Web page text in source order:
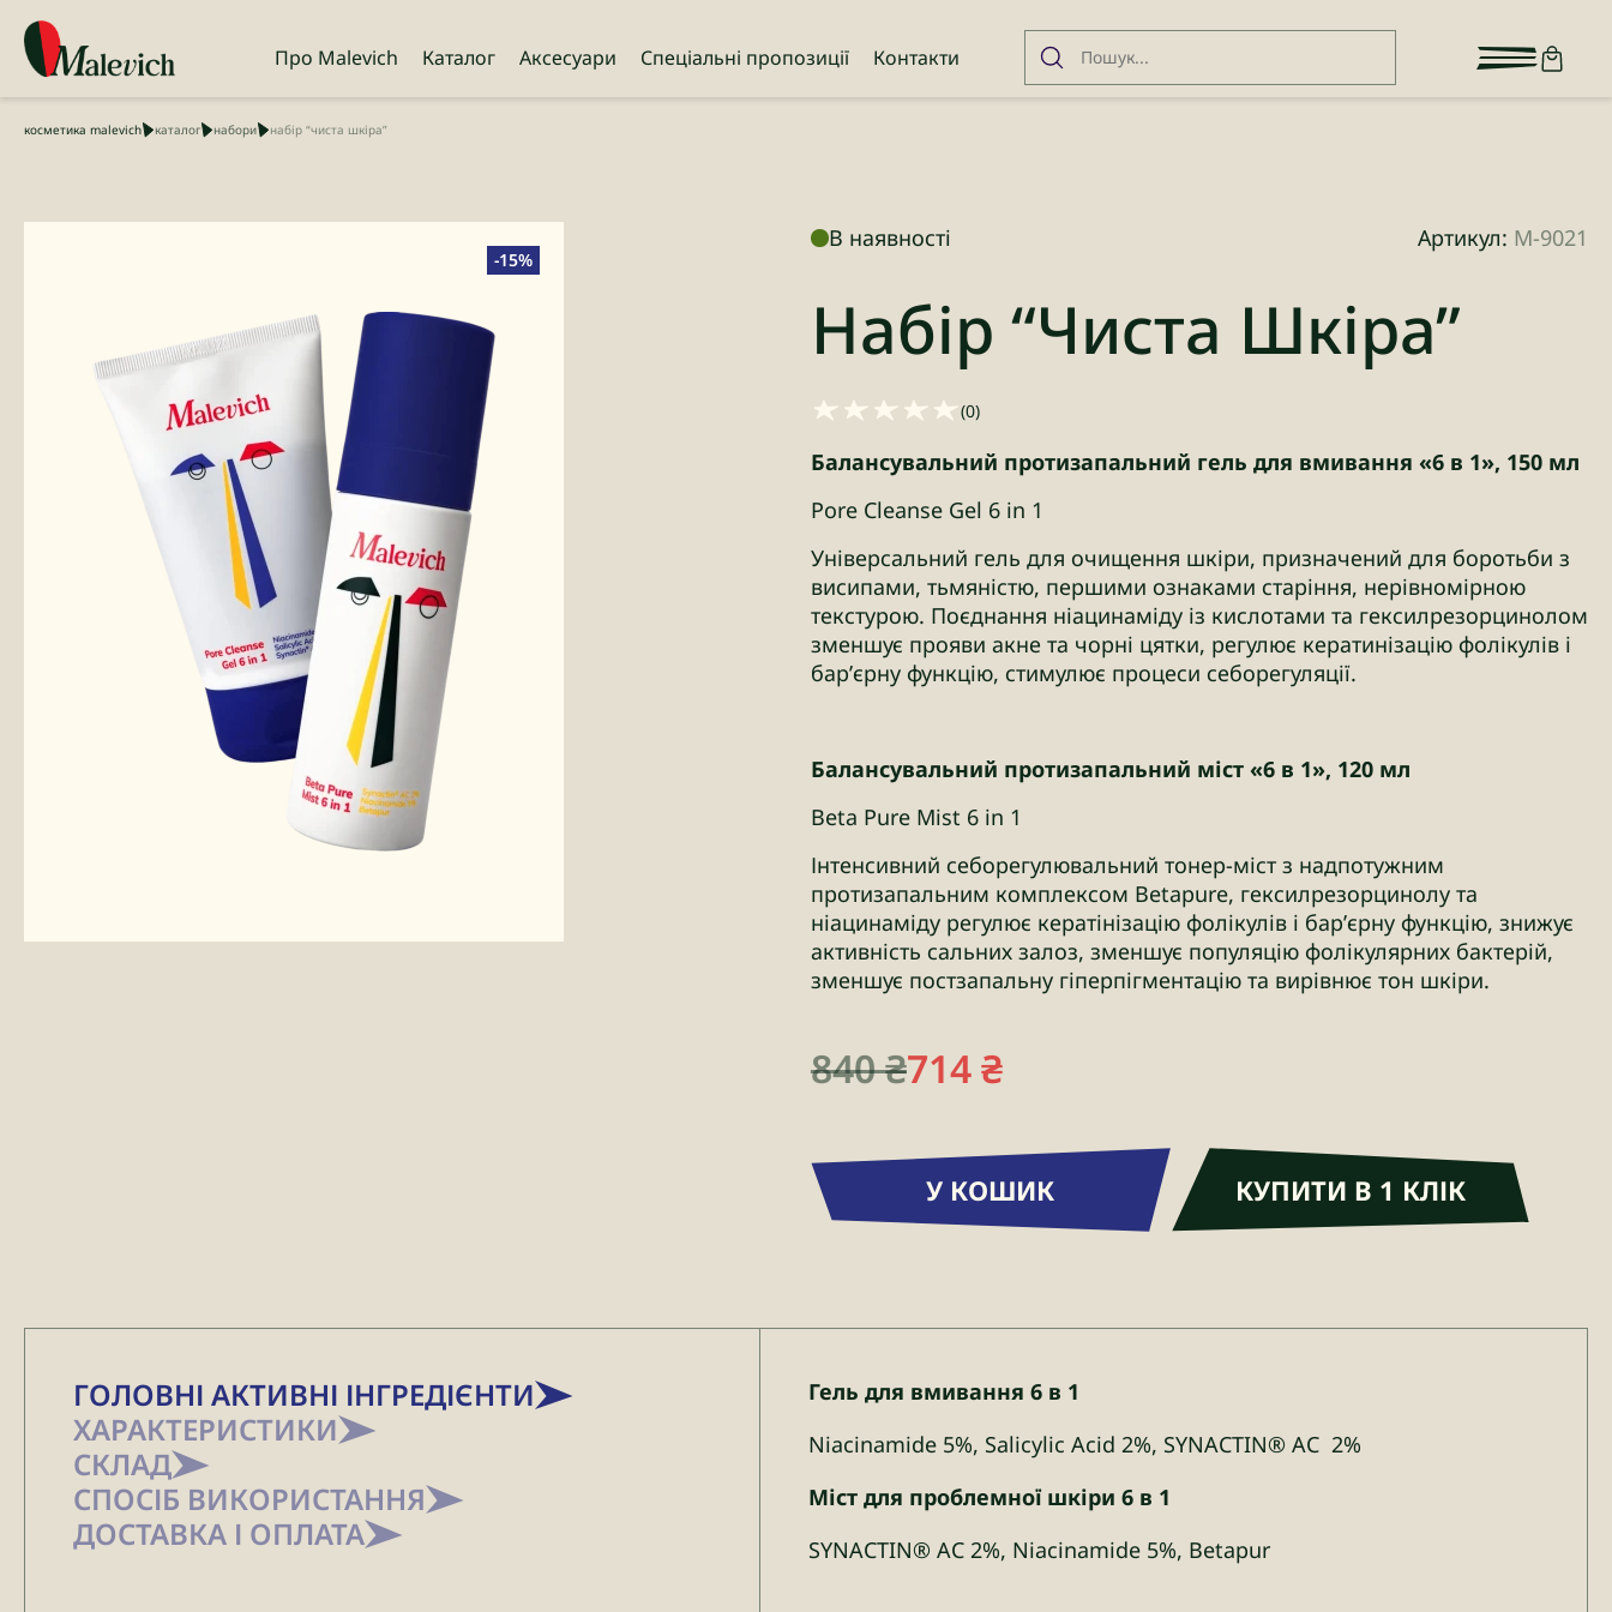
Про Malevich Каталог Аксесуари Спеціальні пропозиції Контакти
косметика malevich каталог набори набір “чиста шкіра”
-15%
В наявності Артикул: М-9021
Набір “Чиста Шкіра”
(0)
Балансувальний протизапальний гель для вмивання «6 в 1», 150 мл
Pore Cleanse Gel 6 in 1
Універсальний гель для очищення шкіри, призначений для боротьби з
висипами, тьмяністю, першими ознаками старіння, нерівномірною
текстурою. Поєднання ніацинаміду із кислотами та гексилрезорцинолом
зменшує прояви акне та чорні цятки, регулює кератинізацію фолікулів і
бар’єрну функцію, стимулює процеси себорегуляції.
Балансувальний протизапальний міст «6 в 1», 120 мл
Beta Pure Mist 6 in 1
Інтенсивний себорегулювальний тонер-міст з надпотужним
протизапальним комплексом Betapure, гексилрезорцинолу та
ніацинаміду регулює кератінізацію фолікулів і бар’єрну функцію, знижує
активність сальних залоз, зменшує популяцію фолікулярних бактерій,
зменшує постзапальну гіперпігментацію та вирівнює тон шкіри.
840₴714₴
У КОШИК КУПИТИ В 1 КЛІК
ГОЛОВНІ АКТИВНІ ІНГРЕДІЄНТИ
ХАРАКТЕРИСТИКИ
СКЛАД
СПОСІБ ВИКОРИСТАННЯ
ДОСТАВКА І ОПЛАТА
Гель для вмивання 6 в 1
Niacinamide 5%, Salicylic Acid 2%, SYNACTIN® AC 2%
Міст для проблемної шкіри 6 в 1
SYNACTIN® AC 2%, Niacinamide 5%, Betapur